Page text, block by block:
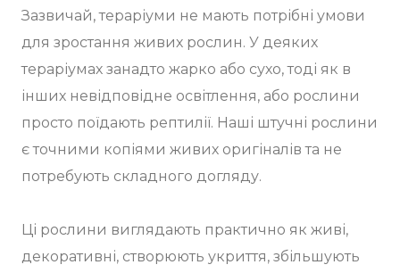
Зазвичай, тераріуми не мають потрібні умови
для зростання живих рослин. У деяких
тераріумах занадто жарко або сухо, тоді як в
інших невідповідне освітлення, або рослини
просто поїдають рептилії. Наші штучні рослини
є точними копіями живих оригіналів та не
потребують складного догляду.
Ці рослини виглядають практично як живі,
декоративні, створюють укриття, збільшують